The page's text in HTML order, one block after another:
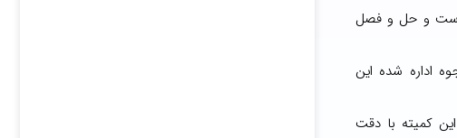
است و حل و فصل
اداره شده این
کمیته با دقت